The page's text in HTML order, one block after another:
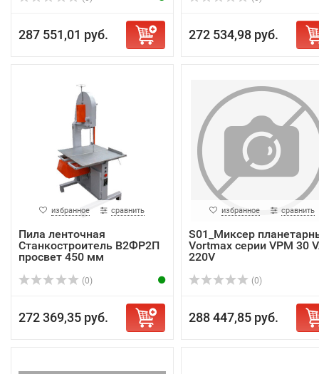
287 551,01 руб. 272 534,98 руб.
избранное сравнить
Пила ленточная
Станкостроитель В2ФР2П
просвет 450 мм
(0)
272 369,35 руб.
избранное сравнить
S01_Миксер
Vortmax серии VPM 30
220V
(0)
288 447,85 руб.